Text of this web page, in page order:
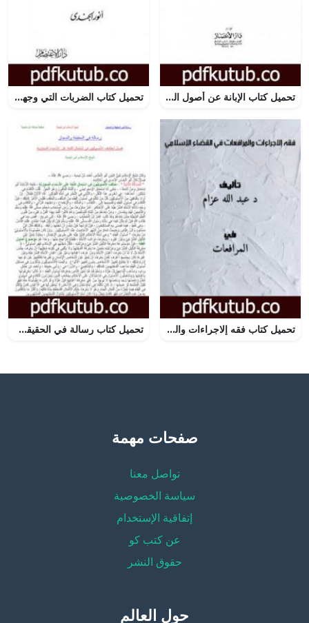
تحميل كتاب الإبانة عن أصول الديانة – الجزء الثاني PDF تأليف أبي الحسن الأشعري مجانا [كامل] تحميل كتاب الضربات التي وجهت للانقضاض على الأمة الإسلامية: خمس مؤامرات كبرى على الإسلام من فجر الإسلام إلى اليوم PDF تأليف أنور الجندي مجانا [كامل]
تحميل كتاب فقه إلاجراءات والمرافعات في القضاء الإسلامي PDF تأليف عبد الله عزام مجانا [كامل] تحميل كتاب رسالة في الحقيقة والمجاز PDF تأليف ابن تيمية مجانا [كامل]
صفحات مهمة
تواصل معنا
سياسة الخصوصية
إتفاقية الإستخدام
عن كتب كو
حقوق النشر
حول العالم